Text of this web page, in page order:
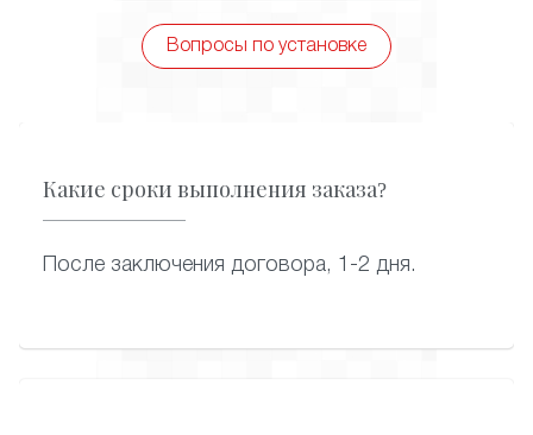
Вопросы по установке
Какие сроки выполнения заказа?
После заключения договора, 1-2 дня.